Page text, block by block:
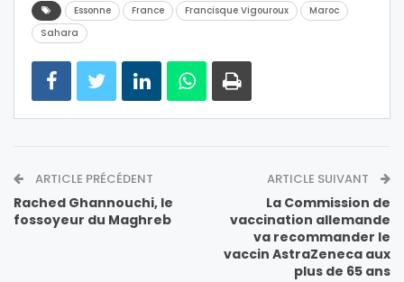
Essonne France Francisque Vigouroux
Maroc
Sahara
ARTICLE PRÉCÉDENT
Rached Ghannouchi, le
fossoyeur du Maghreb
ARTICLE SUIVANT
La Commission de
vaccination allemande
va recommander le
vaccin AstraZeneca aux
plus de 65 ans